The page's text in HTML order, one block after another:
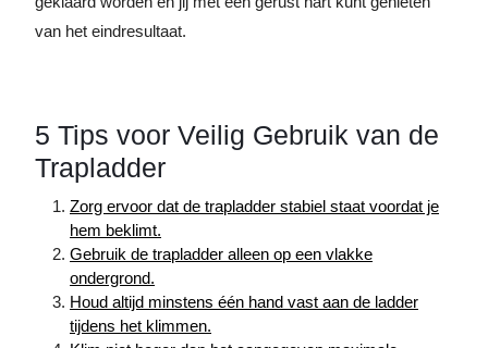
van het eindresultaat.
5 Tips voor Veilig Gebruik van de
Trapladder
Zorg ervoor dat de trapladder stabiel staat voordat je
hem beklimt.
Gebruik de trapladder alleen op een vlakke
ondergrond.
Houd altijd minstens één hand vast aan de ladder
tijdens het klimmen.